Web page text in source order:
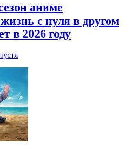
аниме
с нуля в другом
в 2026 году